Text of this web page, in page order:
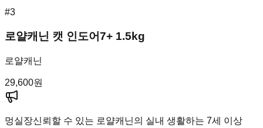
#3
로얄캐닌 캣 인도어7+ 1.5kg
로얄캐닌
29,600원
멍실장신뢰할 수 있는 로얄캐닌의 실내 생활하는 7세 이상